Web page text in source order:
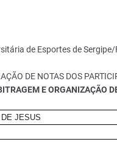
de Esportes de Sergipe/
DE NOTAS DOS
E ORGANIZAÇÃO
JESUS